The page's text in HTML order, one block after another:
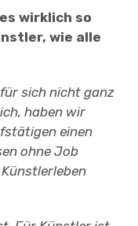
wirklich so
wie alle
sich nicht ganz
haben wir
einen
ohne Job